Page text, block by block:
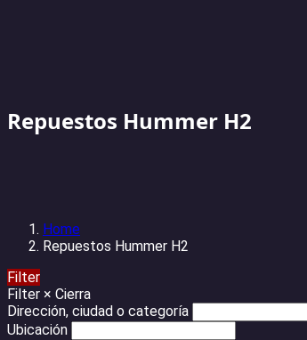
Repuestos Hummer H2
Home
Repuestos Hummer H2
Filter
Filter × Cierra
Dirección, ciudad o categoría
Ubicación